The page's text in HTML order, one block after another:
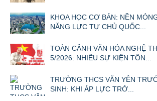
KHOA HỌC CƠ BẢN: NỀN
NĂNG LỰC TỰ CHỦ QUỐC...
TOÀN CẢNH VĂN HÓA NGHỆ
5/2026: NHIỀU SỰ KIỆN TÔN...
TRƯỜNG THCS VĂN YÊN
SINH: KHI ÁP LỰC TRỞ...